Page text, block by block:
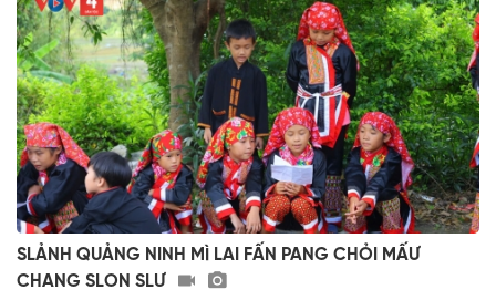
SLẢNH QUẢNG NINH MÌ LAI FẤN PANG CHỎI MẤƯ
CHANG SLON SLƯ